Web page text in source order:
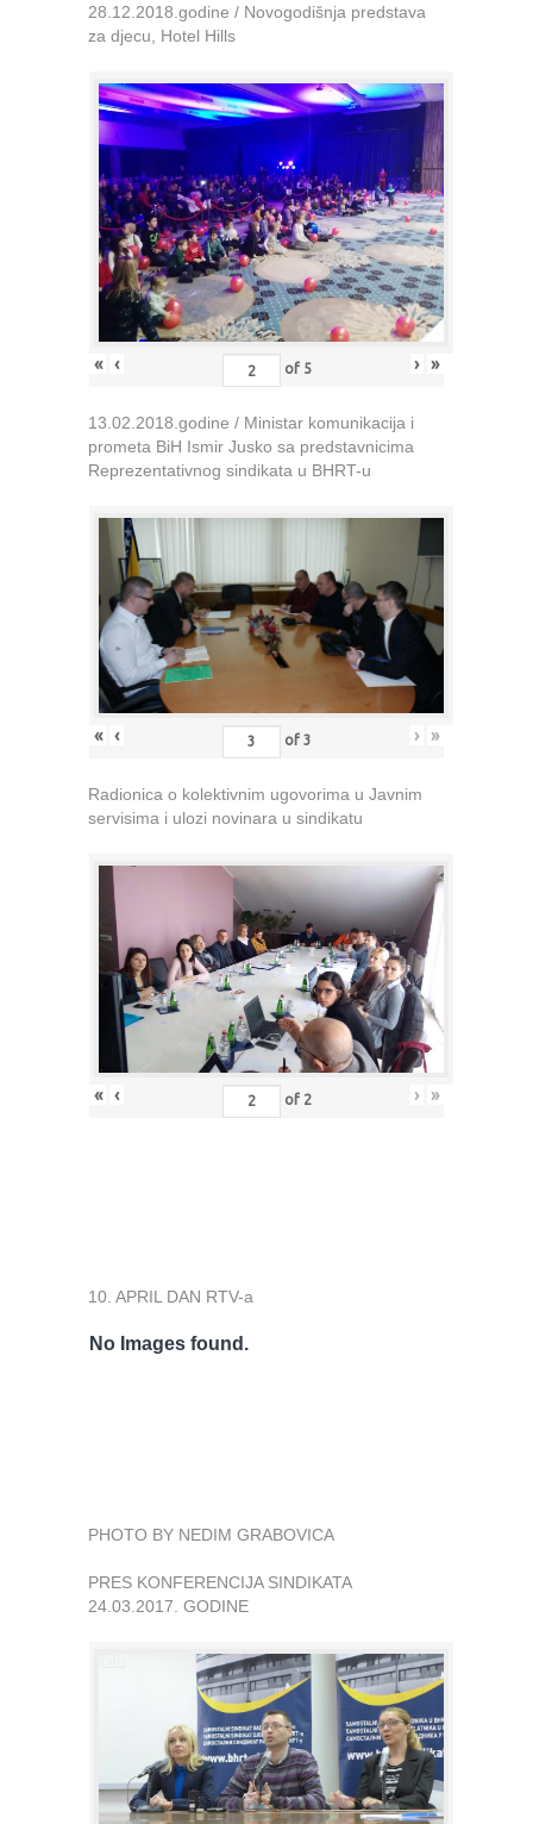
28.12.2018.godine / Novogodišnja predstava
za djecu, Hotel Hills
« ‹ of 5 › »
13.02.2018.godine / Ministar komunikacija i
prometa BiH Ismir Jusko sa predstavnicima
Reprezentativnog sindikata u BHRT-u
« ‹ of 3 › »
Radionica o kolektivnim ugovorima u Javnim
servisima i ulozi novinara u sindikatu
« ‹ of 2 › »
10. APRIL DAN RTV-a
No Images found.
PHOTO BY NEDIM GRABOVICA
PRES KONFERENCIJA SINDIKATA
24.03.2017. GODINE